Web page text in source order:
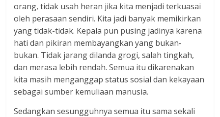
orang, tidak usah heran jika kita menjadi terkuasai
oleh perasaan sendiri. Kita jadi banyak memikirkan
yang tidak-tidak. Kepala pun pusing jadinya karena
hati dan pikiran membayangkan yang bukan-
bukan. Tidak jarang dilanda grogi, salah tingkah,
dan merasa lebih rendah. Semua itu dikarenakan
kita masih menganggap status sosial dan kekayaan
sebagai sumber kemuliaan manusia.
Sedangkan sesungguhnya semua itu sama sekali